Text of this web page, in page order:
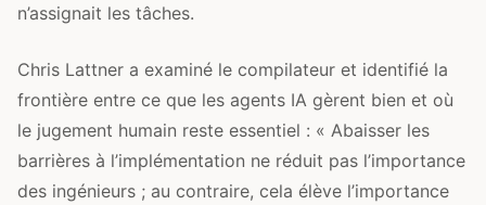
n’assignait les tâches.
Chris Lattner a examiné le compilateur et identifié la
frontière entre ce que les agents IA gèrent bien et où
le jugement humain reste essentiel : « Abaisser les
barrières à l’implémentation ne réduit pas l’importance
des ingénieurs ; au contraire, cela élève l’importance